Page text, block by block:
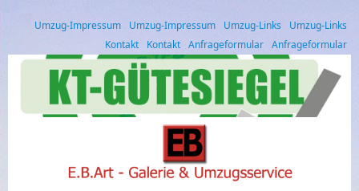
Umzug-Links
Umzug-Links
Umzug-Impressum
Umzug-Impressum
Anfrageformular
Anfrageformular
Kontakt
Kontakt